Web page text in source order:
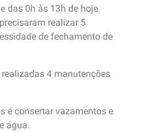
das 0h às 13h de hoje
realizar 5
de fechamento de
4 manutenções
é consertar vazamentos e
água.